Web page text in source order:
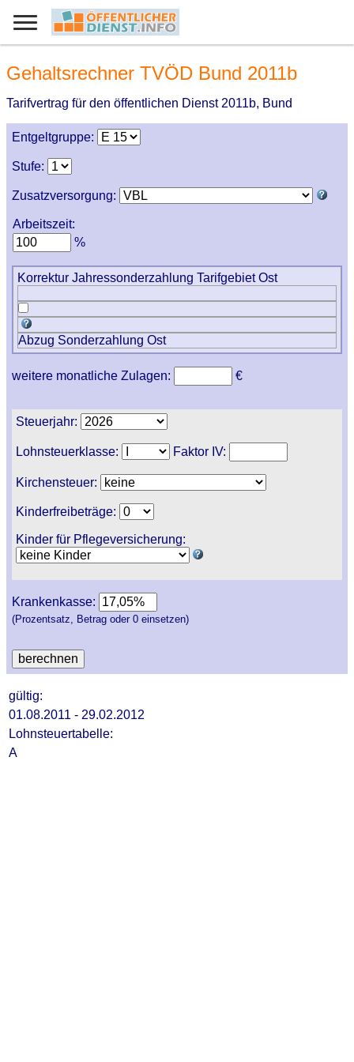
Gehaltsrechner TVÖD Bund 2011b
Tarifvertrag für den öffentlichen Dienst 2011b, Bund
Entgeltgruppe:
Stufe:
Zusatzversorgung:
Arbeitszeit:
%
Korrektur Jahressonderzahlung Tarifgebiet Ost
Abzug Sonderzahlung Ost
weitere monatliche Zulagen: €
Steuerjahr:
Lohnsteuerklasse: Faktor IV:
Kirchensteuer:
Kinderfreibeträge:
Kinder für Pflegeversicherung:
Krankenkasse:
(Prozentsatz, Betrag oder 0 einsetzen)
gültig:
01.08.2011 - 29.02.2012
Lohnsteuertabelle:
A